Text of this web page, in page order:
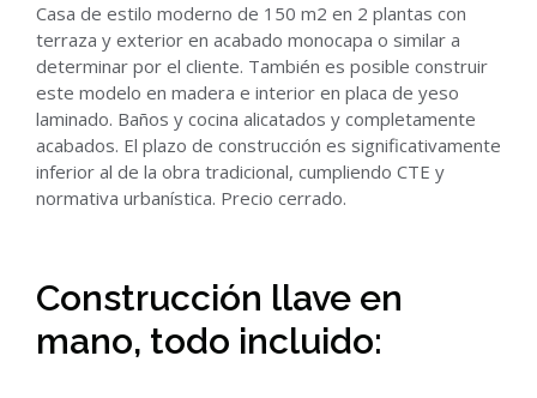
Casa de estilo moderno de 150 m2 en 2 plantas con
terraza y exterior en acabado monocapa o similar a
determinar por el cliente. También es posible construir
este modelo en madera e interior en placa de yeso
laminado. Baños y cocina alicatados y completamente
acabados. El plazo de construcción es significativamente
inferior al de la obra tradicional, cumpliendo CTE y
normativa urbanística. Precio cerrado.
Construcción llave en
mano, todo incluido: